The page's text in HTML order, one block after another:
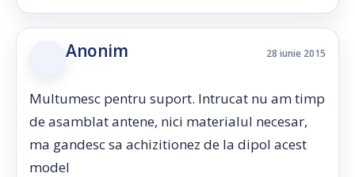
Anonim 28 iunie 2015
Multumesc pentru suport. Intrucat nu am timp
de asamblat antene, nici materialul necesar,
ma gandesc sa achizitionez de la dipol acest
model